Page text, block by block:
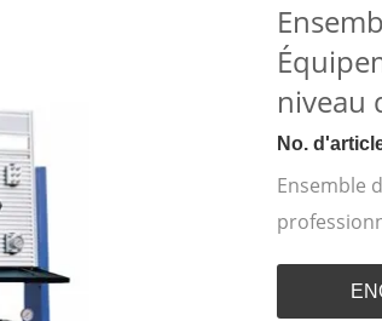
niveau
No.
Ensemble